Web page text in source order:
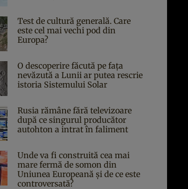
Test de cultură generală. Care
este cel mai vechi pod din
Europa?
O descoperire făcută pe fața
nevăzută a Lunii ar putea rescrie
istoria Sistemului Solar
Rusia rămâne fără televizoare
după ce singurul producător
autohton a intrat în faliment
Unde va fi construită cea mai
mare fermă de somon din
Uniunea Europeană și de ce este
controversată?